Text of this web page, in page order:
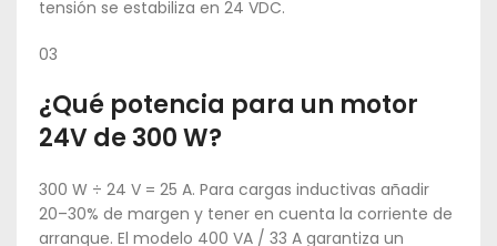
tensión se estabiliza en 24 VDC.
03
¿Qué potencia para un motor
24V de 300 W?
300 W ÷ 24 V = 25 A. Para cargas inductivas añadir
20–30% de margen y tener en cuenta la corriente de
arranque. El modelo 400 VA / 33 A garantiza un